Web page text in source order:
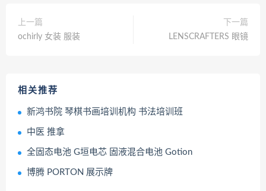
上一篇
ochirly 女装 服装
下一篇
LENSCRAFTERS 眼镜
相关推荐
新鸿书院 琴棋书画培训机构 书法培训班
中医 推拿
全固态电池 G垣电芯 固液混合电池 Gotion
博腾 PORTON 展示牌